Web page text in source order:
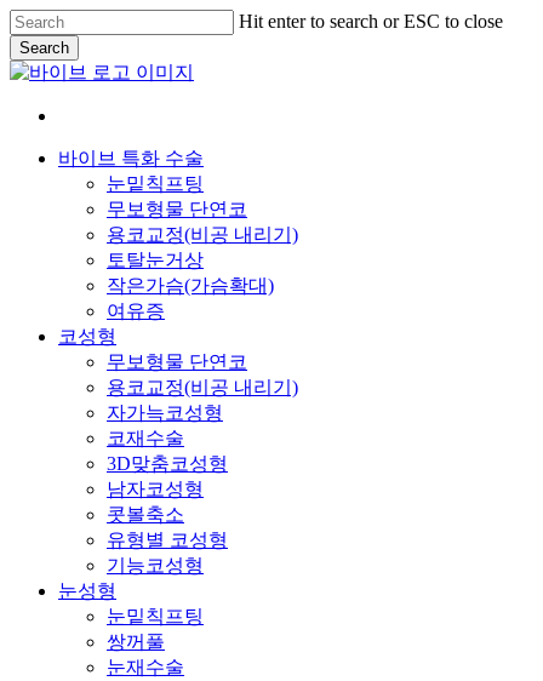
Skip
to
main
content
Hit enter to search or ESC to close
Search
Close
Menu
바이브 특화 수술
눈밑칙프팅
무보형물 단연코
용코교정(비공 내리기)
토탈눈거상
작은가슴(가슴확대)
여유증
코성형
무보형물 단연코
용코교정(비공 내리기)
자가늑코성형
코재수술
3D맞춤코성형
남자코성형
콧볼축소
유형별 코성형
기능코성형
눈성형
눈밑칙프팅
쌍꺼풀
눈재수술